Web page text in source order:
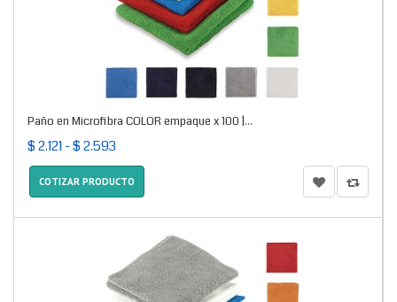
Paño en Microfibra COLOR empaque x 100 |...
$ 2.121 - $ 2.593
COTIZAR PRODUCTO